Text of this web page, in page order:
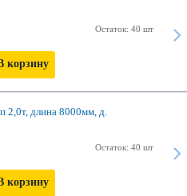
Остаток: 40 шт
корзину
2,0т, длина 8000мм, д.
Остаток: 40 шт
корзину